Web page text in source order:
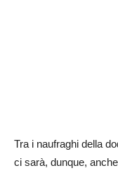
Tra i naufraghi della
ci sarà, dunque,